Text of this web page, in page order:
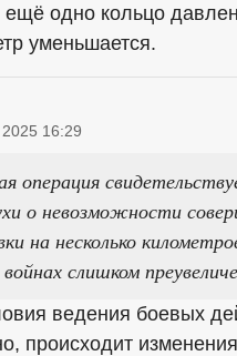
ещё одно кольцо
уменьшается.
16:29
операция
о невозможности
на несколько
слишком
ведения боевых
происходит